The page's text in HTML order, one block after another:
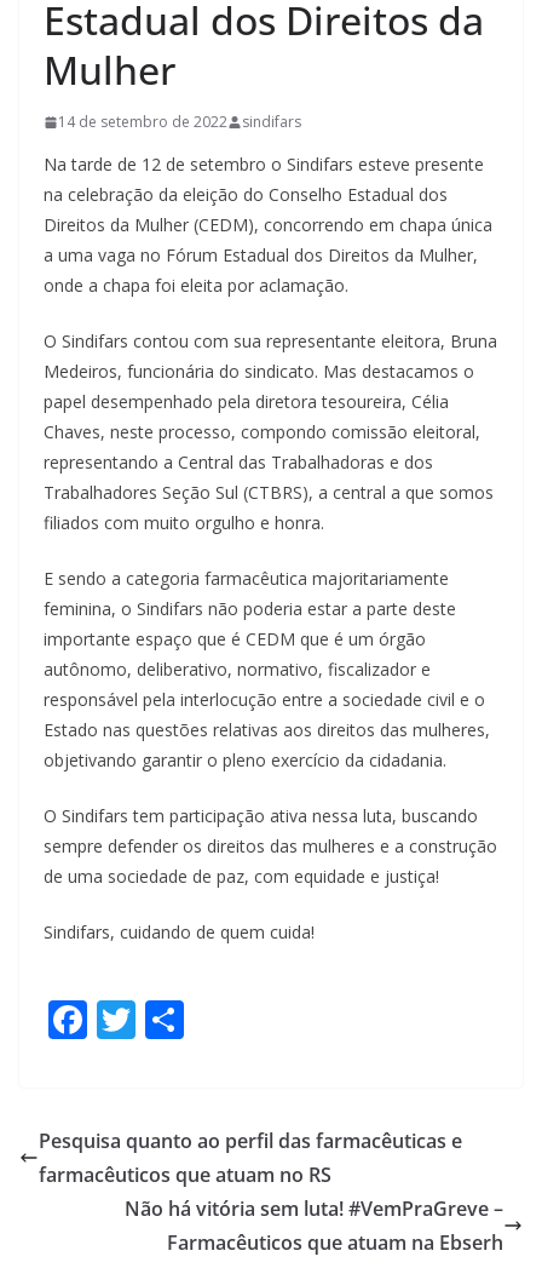
Estadual dos Direitos da
Mulher
14 de setembro de 2022 sindifars
Na tarde de 12 de setembro o Sindifars esteve presente
na celebração da eleição do Conselho Estadual dos
Direitos da Mulher (CEDM), concorrendo em chapa única
a uma vaga no Fórum Estadual dos Direitos da Mulher,
onde a chapa foi eleita por aclamação.
O Sindifars contou com sua representante eleitora, Bruna
Medeiros, funcionária do sindicato. Mas destacamos o
papel desempenhado pela diretora tesoureira, Célia
Chaves, neste processo, compondo comissão eleitoral,
representando a Central das Trabalhadoras e dos
Trabalhadores Seção Sul (CTBRS), a central a que somos
filiados com muito orgulho e honra.
E sendo a categoria farmacêutica majoritariamente
feminina, o Sindifars não poderia estar a parte deste
importante espaço que é CEDM que é um órgão
autônomo, deliberativo, normativo, fiscalizador e
responsável pela interlocução entre a sociedade civil e o
Estado nas questões relativas aos direitos das mulheres,
objetivando garantir o pleno exercício da cidadania.
O Sindifars tem participação ativa nessa luta, buscando
sempre defender os direitos das mulheres e a construção
de uma sociedade de paz, com equidade e justiça!
Sindifars, cuidando de quem cuida!
F
b
o
T
er e
Pesquisa quanto ao perfil das farmacêuticas e
farmacêuticos que atuam no RS
Não há vitória sem luta! #VemPraGreve –
Farmacêuticos que atuam na Ebserh